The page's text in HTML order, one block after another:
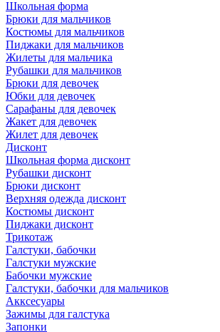
Школьная форма
Брюки для мальчиков
Костюмы для мальчиков
Пиджаки для мальчиков
Жилеты для мальчика
Рубашки для мальчиков
Брюки для девочек
Юбки для девочек
Сарафаны для девочек
Жакет для девочек
Жилет для девочек
Дисконт
Школьная форма дисконт
Рубашки дисконт
Брюки дисконт
Верхняя одежда дисконт
Костюмы дисконт
Пиджаки дисконт
Трикотаж
Галстуки, бабочки
Галстуки мужские
Бабочки мужские
Галстуки, бабочки для мальчиков
Акксесуары
Зажимы для галстука
Запонки